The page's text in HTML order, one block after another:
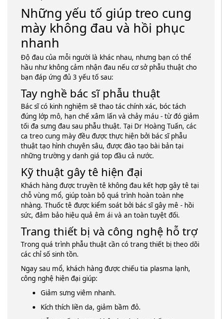
Những yếu tố giúp treo cung
mày không đau và hồi phục
nhanh
Độ đau của mỗi người là khác nhau, nhưng bạn có thể
hầu như không cảm nhận đau nếu cơ sở phẫu thuật cho
bạn đáp ứng đủ 3 yếu tố sau:
Tay nghề bác sĩ phẫu thuật
Bác sĩ có kinh nghiệm sẽ thao tác chính xác, bóc tách
đúng lớp mô, hạn chế xâm lấn và chảy máu - từ đó giảm
tối đa sưng đau sau phẫu thuật. Tại Dr Hoàng Tuấn, các
ca treo cung mày đều được thực hiện bởi bác sĩ phẫu
thuật tạo hình chuyên sâu, được đào tạo bài bản tại
những trường y danh giá top đầu cả nước.
Kỹ thuật gây tê hiện đại
Khách hàng được truyền tê không đau kết hợp gây tê tại
chỗ vùng mổ, giúp toàn bộ quá trình hoàn toàn nhẹ
nhàng. Thuốc tê được kiểm soát bởi bác sĩ gây mê - hồi
sức, đảm bảo hiệu quả êm ái và an toàn tuyệt đối.
Trang thiết bị và công nghệ hỗ trợ
Trong quá trình phẫu thuật cần có trang thiết bị theo dõi
các chỉ số sinh tồn.
Ngay sau mổ, khách hàng được chiếu tia plasma lạnh,
công nghệ hiện đại giúp:
Giảm sưng viêm nhanh.
Kích thích liền da, giảm bầm đỏ.